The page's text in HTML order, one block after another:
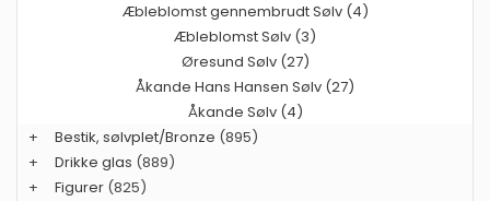
Æbleblomst gennembrudt Sølv (4)
Æbleblomst Sølv (3)
Øresund Sølv (27)
Åkande Hans Hansen Sølv (27)
Åkande Sølv (4)
+
Bestik, sølvplet/Bronze (895)
+
Drikke glas (889)
+
Figurer (825)